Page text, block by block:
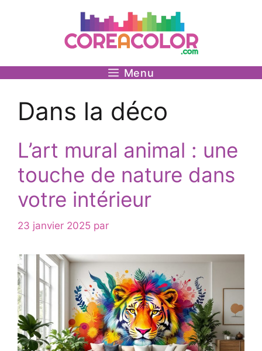
Menu
Dans la déco
L’art mural animal : une
touche de nature dans
votre intérieur
23 janvier 2025 par